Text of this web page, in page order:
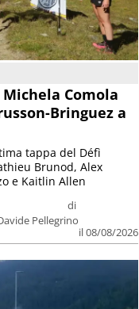
Comola
Bringuez a
di
Pellegrino
il 08/08/2026
tappa del Défì
Brunod, Alex
e Kaitlin Allen